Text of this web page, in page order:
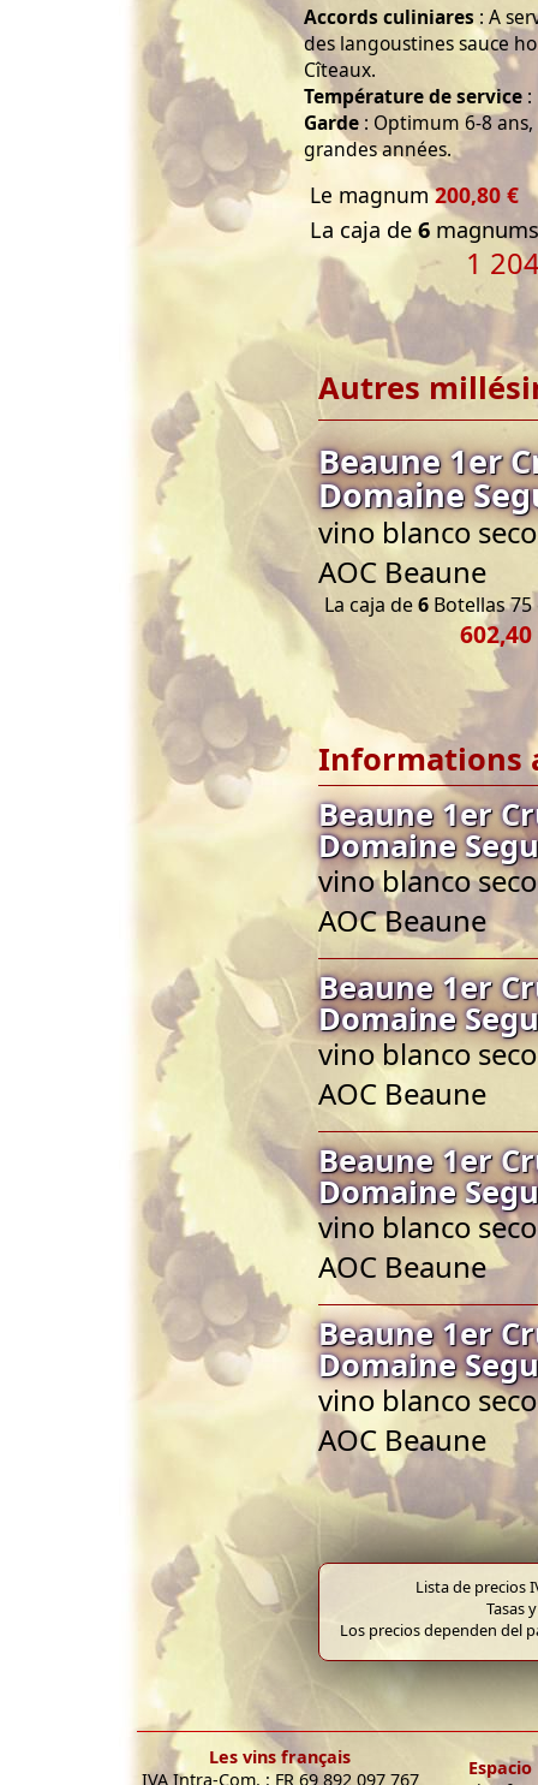
Accords culiniares : A
des langoustines sauce
Cîteaux.
Température de service :
Garde : Optimum 6-8
grandes années.
Le magnum200,80 €
La caja de6
1
Autres
Beaune 1er
Domaine
vino blanco
AOC Beaune
La caja de6 Botellas 75
602,40
Informations
Beaune 1er
Domaine
vino blanco
AOC Beaune
Beaune 1er
Domaine
vino blanco
AOC Beaune
Beaune 1er
Domaine
vino blanco
AOC Beaune
Beaune 1er
Domaine
vino blanco
AOC Beaune
Lista de precios
Tasas
Los precios dependen del
Les vins français
IVA Intra-Com. : FR 69 892 097 767